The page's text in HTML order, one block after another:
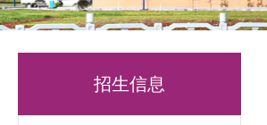
招生信息